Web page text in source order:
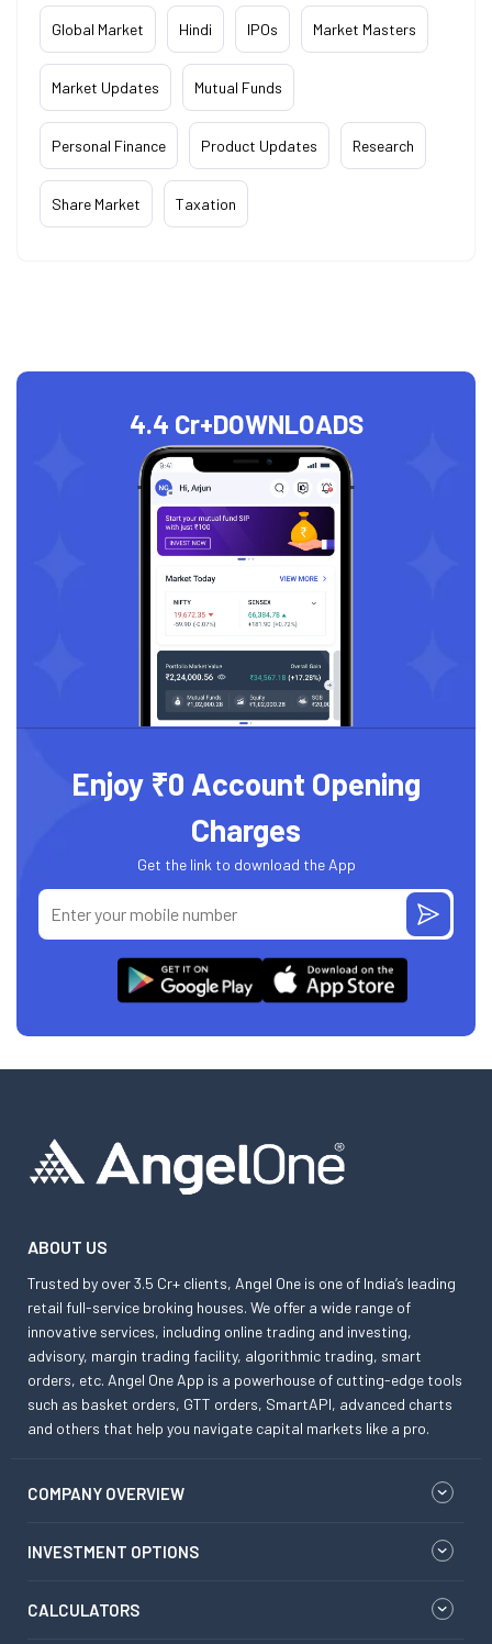
Global Market Hindi IPOs Market Masters
Market Updates Mutual Funds
Personal Finance Product Updates Research
Share Market Taxation
4.4 Cr+DOWNLOADS
Enjoy ₹0 Account Opening
Charges
Get the link to download the App
ABOUT US
Trusted by over 3.5 Cr+ clients, Angel One is one of India’s leading
retail full-service broking houses. We offer a wide range of
innovative services, including online trading and investing,
advisory, margin trading facility, algorithmic trading, smart
orders, etc. Angel One App is a powerhouse of cutting-edge tools
such as basket orders, GTT orders, SmartAPI, advanced charts
and others that help you navigate capital markets like a pro.
COMPANY OVERVIEW
INVESTMENT OPTIONS
CALCULATORS